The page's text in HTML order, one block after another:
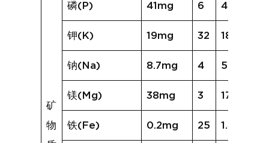
矿
物
磷(P) 41mg 6 42mg
钾(K) 19mg 32 189mg
钠(Na) 8.7mg 4 5.8mg
镁(Mg) 38mg 3 17mg
铁(Fe) 0.2mg 25 1.4mg